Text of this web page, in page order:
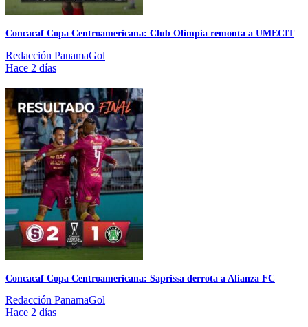
Concacaf Copa Centroamericana: Club Olimpia remonta a UMECIT
Redacción PanamaGol
Hace 2 días
Concacaf Copa Centroamericana: Saprissa derrota a Alianza FC
Redacción PanamaGol
Hace 2 días